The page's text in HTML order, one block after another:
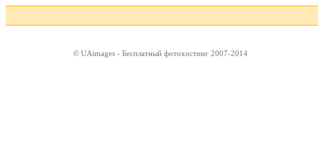
© UAimages - Бесплатный фотохостинг 2007-2014